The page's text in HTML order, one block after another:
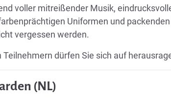
voller mitreißender Musik,
Uniformen und
vergessen werden.
dürfen Sie sich auf
(NL)